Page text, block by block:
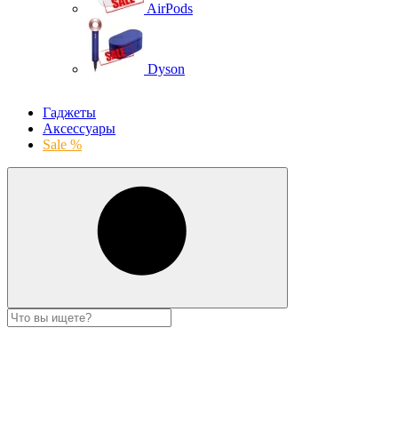
AirPods
Dyson
Гаджеты
Аксессуары
Sale %